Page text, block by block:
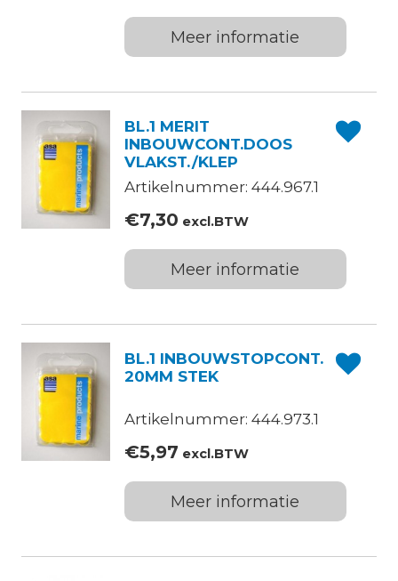
Meer informatie
BL.1 MERIT
INBOUWCONT.DOOS
VLAKST./KLEP
Artikelnummer: 444.967.1
€7,30 excl.BTW
Meer informatie
BL.1 INBOUWSTOPCONT.
20MM STEK
Artikelnummer: 444.973.1
€5,97 excl.BTW
Meer informatie